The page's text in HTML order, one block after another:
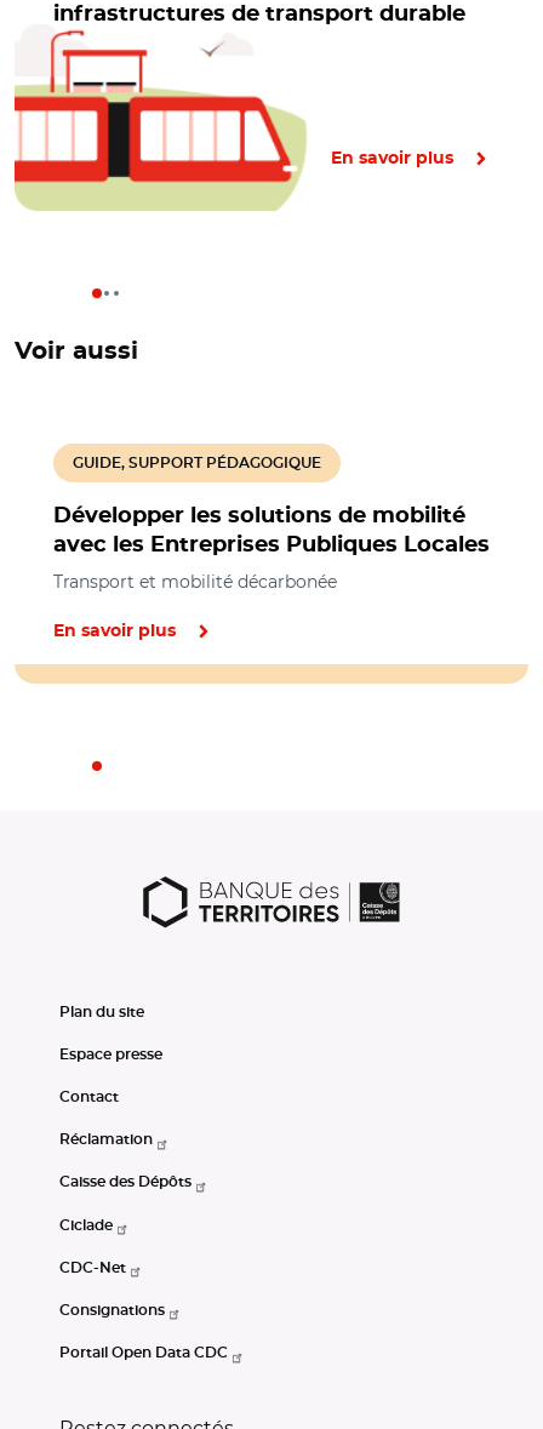
infrastructures de transport durable
En savoir plus
Voir aussi
Développer les solutions de mobilité
avec les Entreprises Publiques Locales
GUIDE, SUPPORT PÉDAGOGIQUE
Transport et mobilité décarbonée
En savoir plus
Plan du site
Espace presse
Contact
Réclamation
Caisse des Dépôts
Ciclade
CDC-Net
Consignations
Portail Open Data CDC